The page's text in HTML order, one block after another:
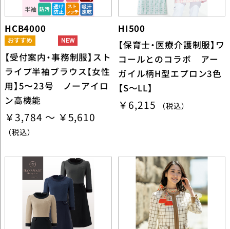
HCB4000
【受付案内・事務制服】スト
ライプ半袖ブラウス【女性
用】5〜23号 ノーアイロ
ン高機能
￥3,784 ～ ￥5,610
（税込）
HI500
【保育士・医療介護制服】ワ
コールとのコラボ アー
ガイル柄H型エプロン3色
【S～LL】
￥6,215 （税込）